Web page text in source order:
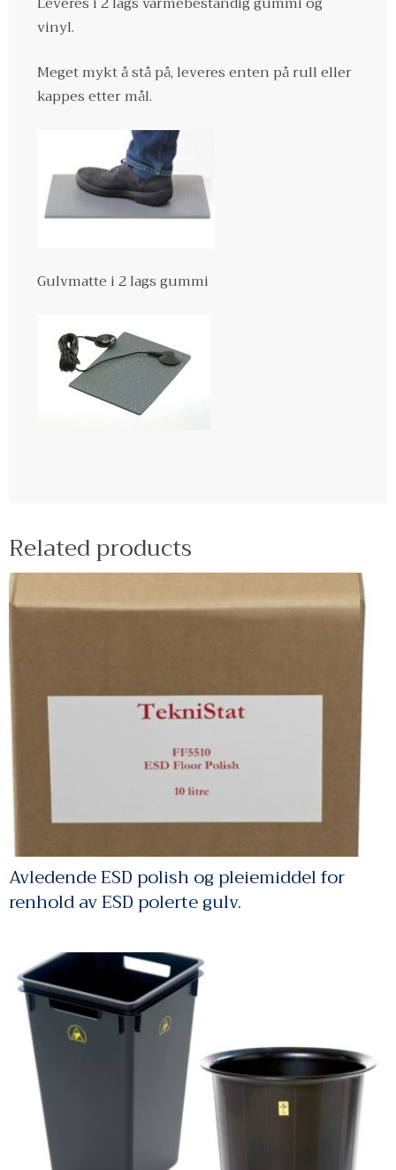
vinyl.
Meget mykt å stå på, leveres enten på rull eller
kappes etter mål.
Gulvmatte i 2 lags gummi
Related products
Avledende ESD polish og pleiemiddel for
renhold av ESD polerte gulv.